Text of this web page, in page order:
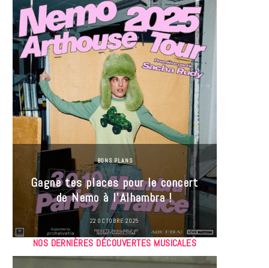
BONS PLANS
Gagne tes places pour le concert
de Nemo à l’Alhambra !
22 OCTOBRE 2025
NOS DERNIÈRES DÉCOUVERTES MUSICALES